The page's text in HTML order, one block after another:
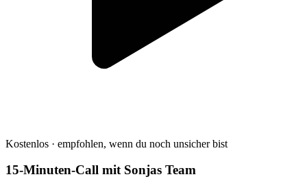
Kostenlos · empfohlen, wenn du noch unsicher bist
15-Minuten-Call mit Sonjas Team